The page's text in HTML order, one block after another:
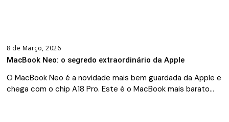
8 de Março, 2026
MacBook Neo: o segredo extraordinário da Apple
O MacBook Neo é a novidade mais bem guardada da Apple e
chega com o chip A18 Pro. Este é o MacBook mais barato…